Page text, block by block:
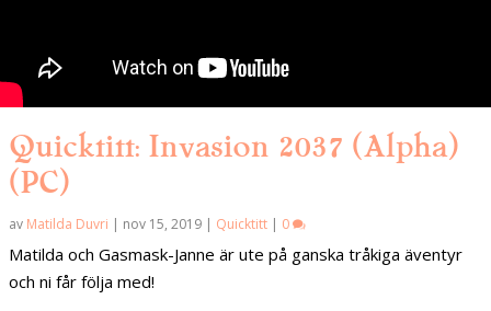
Quicktitt: Invasion 2037 (Alpha)
(PC)
av Matilda Duvri | nov 15, 2019 | Quicktitt | 0
Matilda och Gasmask-Janne är ute på ganska tråkiga äventyr
och ni får följa med!